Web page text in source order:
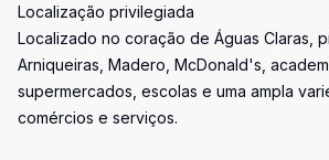
Localização privilegiada
Localizado no coração de Águas Claras,
Arniqueiras, Madero, McDonald's,
supermercados, escolas e uma ampla
comércios e serviços.